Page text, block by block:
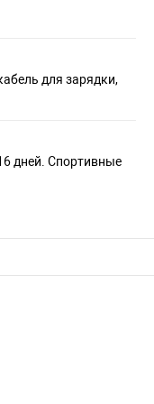
для зарядки,
дней. Спортивные